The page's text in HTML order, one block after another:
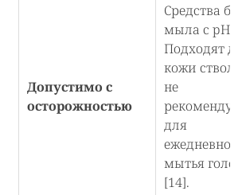
Допустимо с
осторожностью
Средства без
мыла с pH
Подходят
кожи
не
для
мытья
[14].